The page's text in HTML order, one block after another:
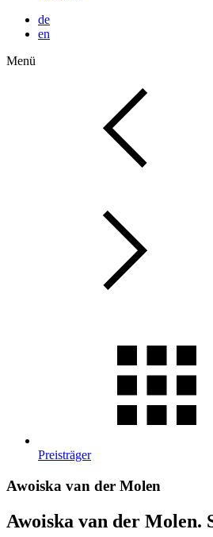
de
en
Menü
Preisträger
Awoiska van der Molen
Awoiska van der Molen.